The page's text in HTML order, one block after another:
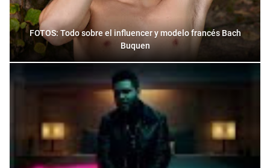
FOTOS: Todo sobre el influencer y modelo francés Bach
Buquen